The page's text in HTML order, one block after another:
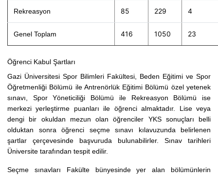
Rekreasyon 85 229 4
Genel Toplam 416 1050 23
Öğrenci Kabul Şartları
Gazi Üniversitesi Spor Bilimleri Fakültesi, Beden Eğitimi ve Spor
Öğretmenliği Bölümü ile Antrenörlük Eğitimi Bölümü özel yetenek
sınavı, Spor Yöneticiliği Bölümü ile Rekreasyon Bölümü ise
merkezi yerleştirme puanları ile öğrenci almaktadır. Lise veya
dengi bir okuldan mezun olan öğrenciler YKS sonuçları belli
olduktan sonra öğrenci seçme sınavı kılavuzunda belirlenen
şartlar çerçevesinde başvuruda bulunabilirler. Sınav tarihleri
Üniversite tarafından tespit edilir.
Seçme sınavları Fakülte bünyesinde yer alan bölümünlerin